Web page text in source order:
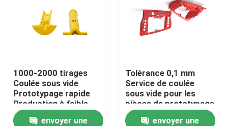
Visite d'usine
Contactez-nous
Nouvelles
1000-2000 tirages
Coulée sous vide
Prototypage rapide
Production à faible
volume
envoyer une
Tolérance 0,1 mm
Service de coulée
sous vide pour les
pièces de prototypage
personnalisées
envoyer une